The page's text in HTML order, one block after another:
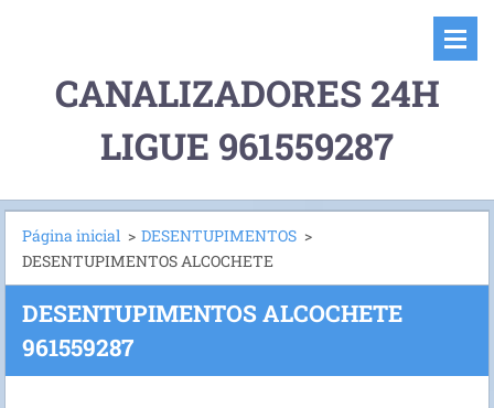
CANALIZADORES 24H
LIGUE 961559287
Página inicial > DESENTUPIMENTOS >
DESENTUPIMENTOS ALCOCHETE
DESENTUPIMENTOS ALCOCHETE
961559287